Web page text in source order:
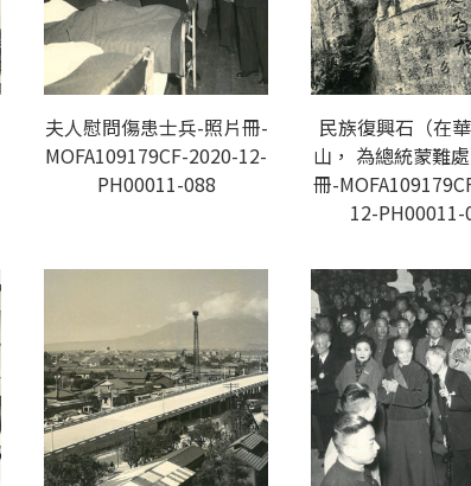
夫人慰問傷患士兵-照片冊-
MOFA109179CF-2020-12-
PH00011-088
民族復興石（在
山， 為總統蒙難
冊-
12-PH00011-